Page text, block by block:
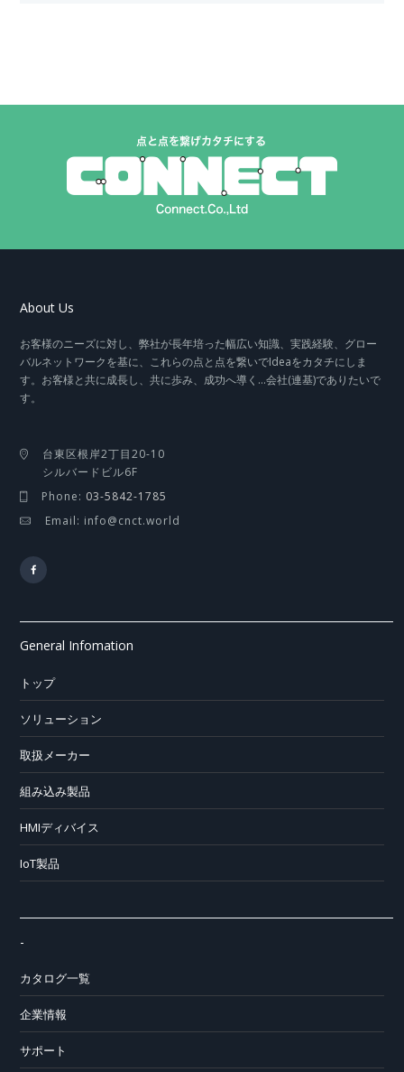
About Us
お客様のニーズに対し、弊社が長年培った幅広い知識、実践経験、グロー
バルネットワークを基に、これらの点と点を繋いでIdeaをカタチにしま
す。お客様と共に成長し、共に歩み、成功へ導く…会社(連基)でありたいで
す。
台東区根岸2丁目20-10
シルバードビル6F
Phone: 03-5842-1785
Email: info@cnct.world
General Infomation
トップ
ソリューション
取扱メーカー
組み込み製品
HMIディバイス
IoT製品
-
カタログ一覧
企業情報
サポート